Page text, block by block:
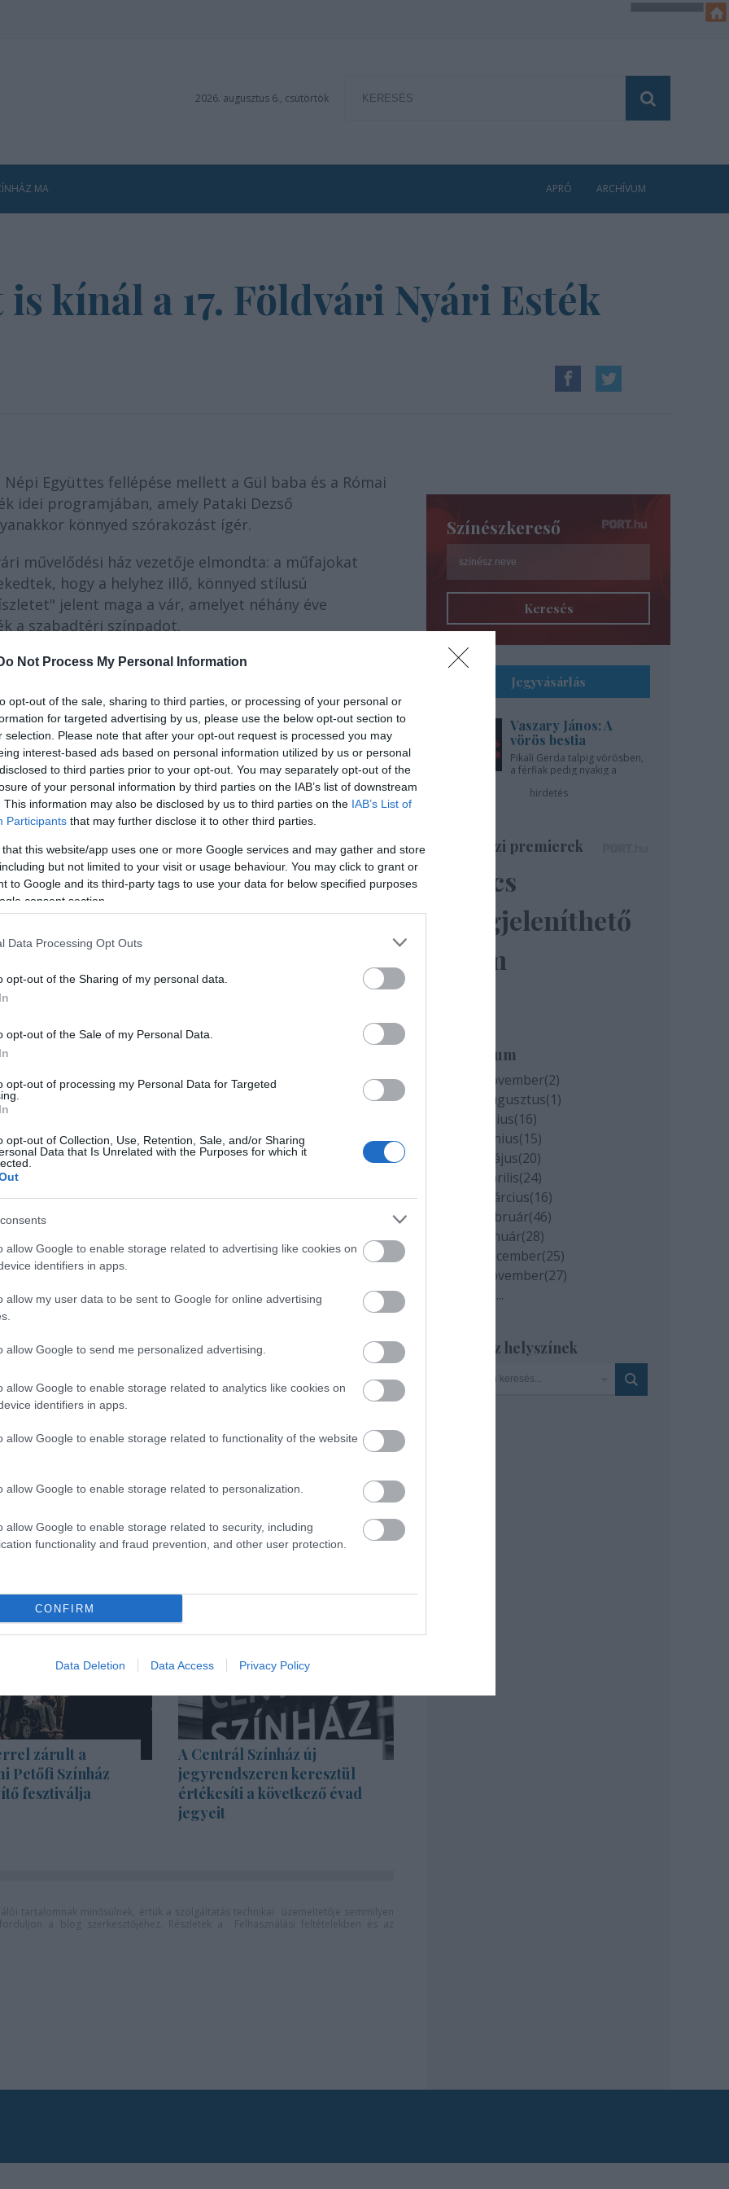
Not Process My Personal Information
opt-out of the sale, sharing to third parties, or processing of your personal or
for targeted advertising by us, please use the below opt-out section to
selection. Please note that after your opt-out request is processed you may
interest-based ads based on personal information utilized by us or personal
to third parties prior to your opt-out. You may separately opt-out of the
of your personal information by third parties on the IAB’s list of downstream
This information may also be disclosed by us to third parties on the IAB’s List of
Participants that may further disclose it to other third parties.
that this website/app uses one or more Google services and may gather and store
but not limited to your visit or usage behaviour. You may click to grant or
to Google and its third-party tags to use your data for below specified purposes
consent section.
Data Processing Opt Outs
opt-out of the Sharing of my personal data.
opt-out of the Sale of my Personal Data.
opt-out of processing my Personal Data for Targeted
opt-out of Collection, Use, Retention, Sale, and/or Sharing
Data that Is Unrelated with the Purposes for which it
allow Google to enable storage related to advertising like cookies on
identifiers in apps.
allow my user data to be sent to Google for online advertising
allow Google to send me personalized advertising.
allow Google to enable storage related to analytics like cookies on
identifiers in apps.
allow Google to enable storage related to functionality of the website
allow Google to enable storage related to personalization.
allow Google to enable storage related to security, including
functionality and fraud prevention, and other user protection.
CONFIRM
Data Deletion Data Access Privacy Policy
2026. augusztus 6., csütörtök
MA APRÓ ARCHÍVUM
kínál a 17. Földvári Nyári Esték
Együttes fellépése mellett a Gül baba és a Római
idei programjában, amely Pataki Dezső
könnyed szórakozást ígér.
művelődési ház vezetője elmondta: a műfajokat
hogy a helyhez illő, könnyed stílusú
jelent maga a vár, amelyet néhány éve
a szabadtéri színpadot.
koncertje lesz.Július 5-én
pedig egy operettel
a
játssza azt a szerepet, amelyet annak idején a népszerű
Pataki Dezső
Népi Együttes vendégszereplése lesz. Azzal a
Amerikában turnéztak. "Ezt a műsort nem
elkötelezett hívei. Hiszen olyan táncművészeket
már meghódította a világot" – hangsúlyozta a
az Orlai ProdukcióRómai vakációcímű zenés
Esztert, Fekete Ernőt
láthatja a
egy nappal később, de ugyanazon a helyszínen, a
– tájékoztatott
Forrás: MTI
zárult a
Petőfi Színház
fesztiválja
A Centrál Színház új
jegyrendszeren keresztül
értékesíti a következő évad
jegyeit
Színészkereső
Keresés
Jegyvásárlás
Vaszary János: A
vörös bestia
Pikali Gerda talpig vörösben,
a férfiak pedig nyakig a
hirdetés
Színházi premierek
Nincs
megjeleníthető
elem
Archívum
2020 november(2)
2020 augusztus(1)
2020 július(16)
2020 június(15)
2020 május(20)
2020 április(24)
2020 március(16)
2020 február(46)
2020 január(28)
2019 december(25)
2019 november(27)
...
Szinház helyszínek